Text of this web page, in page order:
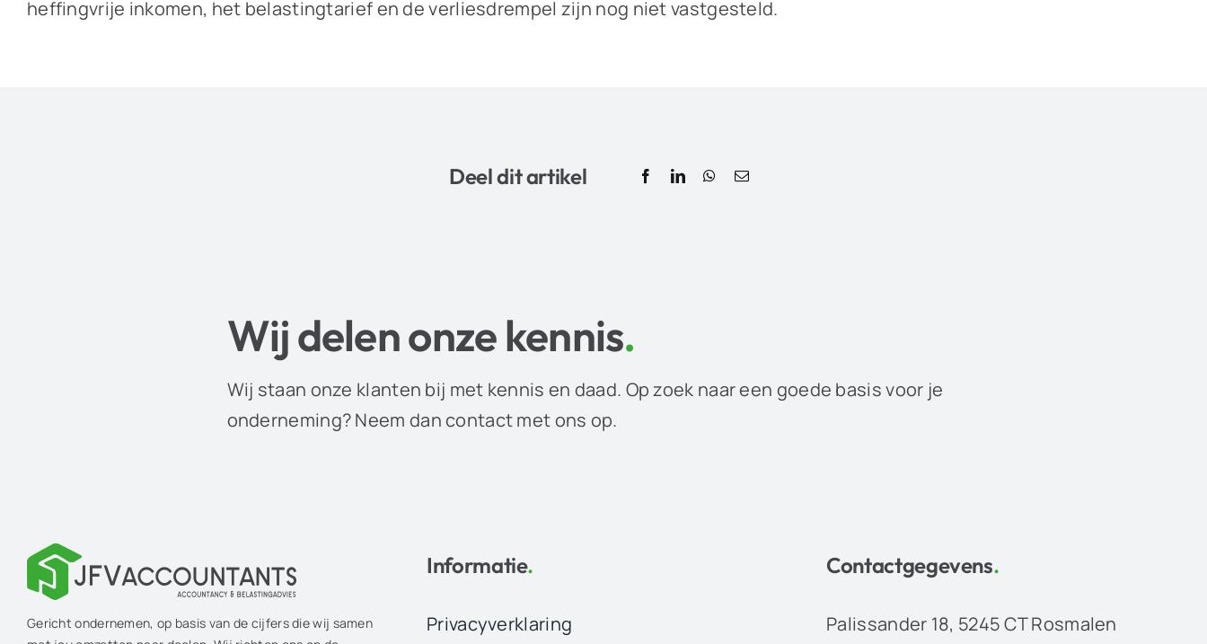
heffingvrije inkomen, het belastingtarief en de verliesdrempel zijn nog niet vastgesteld.
Deel dit artikel
Wij delen onze kennis.
Wij staan onze klanten bij met kennis en daad. Op zoek naar een goede basis voor je
onderneming? Neem dan contact met ons op.
Gericht ondernemen, op basis van de cijfers die wij samen
Informatie.
Privacyverklaring
Contactgegevens.
Palissander 18, 5245 CT Rosmalen